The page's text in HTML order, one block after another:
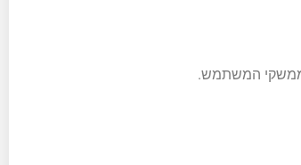
וממשקי המשתמש.